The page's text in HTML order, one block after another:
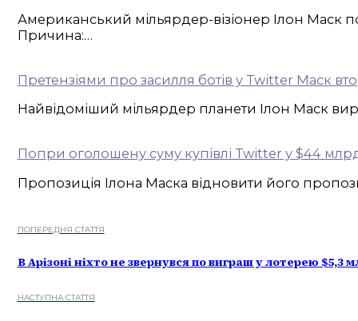
Американський мільярдер-візіонер Ілон Маск
Причина:…
Претензіями про засилля ботів у Twitter Маск
Найвідоміший мільярдер планети Ілон Маск
Попри оголошену суму купівлі Twitter у $44
Пропозиція Ілона Маска відновити його
ПОПЕРЕДНЯ СТАТТЯ
В Арізоні ніхто не звернувся по виграш у лотерею
НАСТУПНА СТАТТЯ